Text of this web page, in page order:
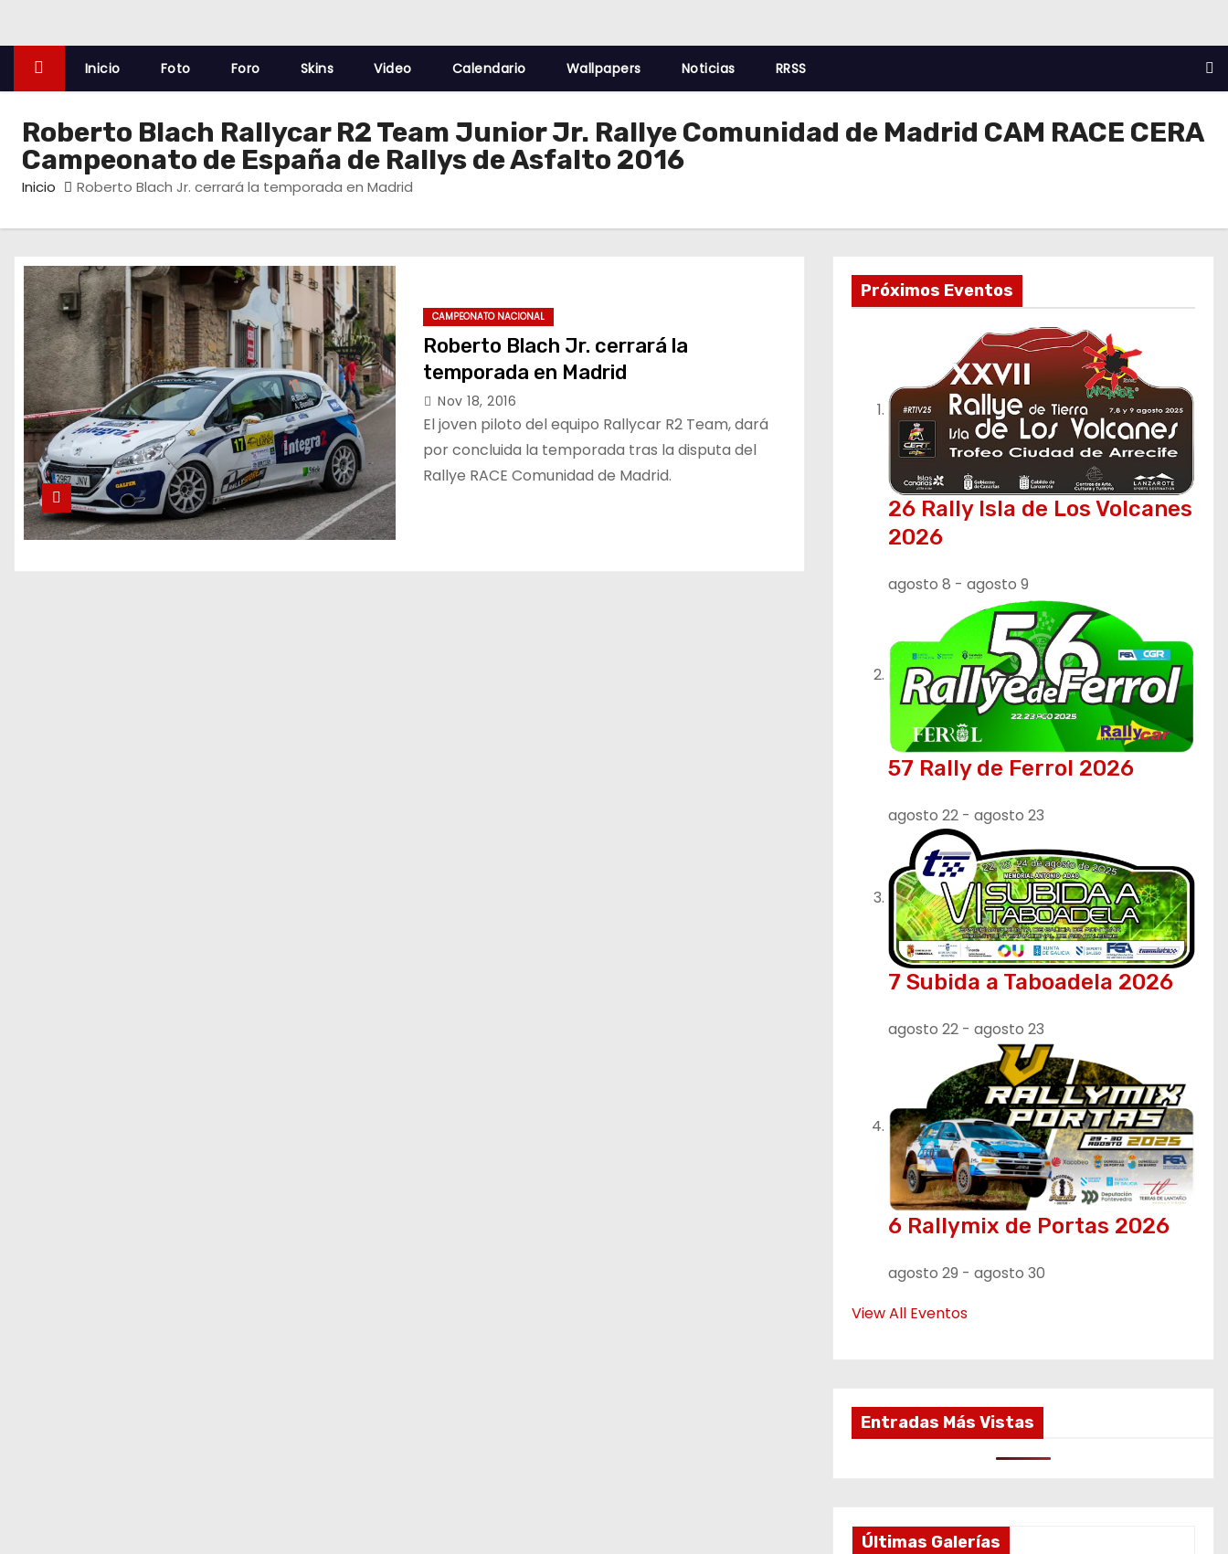
Inicio Foto Foro Skins Video Calendario Wallpapers Noticias RRSS
Roberto Blach Rallycar R2 Team Junior Jr. Rallye Comunidad de Madrid CAM RACE CERA
Campeonato de España de Rallys de Asfalto 2016
Inicio Roberto Blach Jr. cerrará la temporada en Madrid
CAMPEONATO NACIONAL
Roberto Blach Jr. cerrará la
temporada en Madrid
Nov 18, 2016
El joven piloto del equipo Rallycar R2 Team, dará
por concluida la temporada tras la disputa del
Rallye RACE Comunidad de Madrid.
Próximos Eventos
26 Rally Isla de Los Volcanes
2026
agosto 8 - agosto 9
57 Rally de Ferrol 2026
agosto 22 - agosto 23
7 Subida a Taboadela 2026
agosto 22 - agosto 23
6 Rallymix de Portas 2026
agosto 29 - agosto 30
View All Eventos
Entradas Más Vistas
Últimas Galerías